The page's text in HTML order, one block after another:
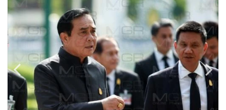
• คอลัมนิสต์
ละคร
• CbizReview
Cyber BIZ
• ผู้จัดกวน
Good health & Well-being
• Green Innovation & SD